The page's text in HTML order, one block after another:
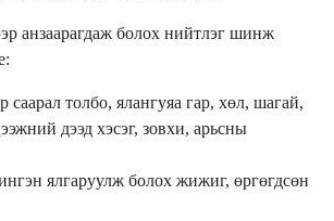
анзаарагдаж болох нийтлэг шинж
саарал толбо, ялангуяа гар, хөл, шагай,
дээд хэсэг, зовхи, арьсны
ялгаруулж болох жижиг, өргөгдсөн